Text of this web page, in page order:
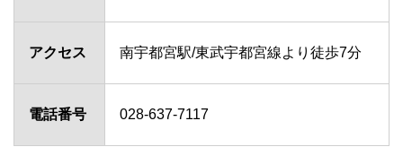
アクセス 南宇都宮駅/東武宇都宮線より徒歩7分
電話番号 028-637-7117